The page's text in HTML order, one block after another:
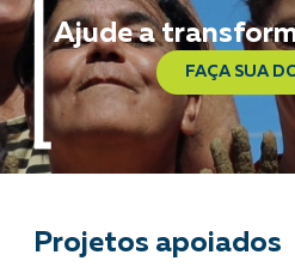
Ajude a
FAÇA SUA
Projetos apoiados